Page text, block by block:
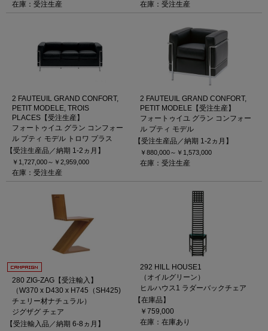
在庫：受注生産 在庫：受注生産
2 FAUTEUIL GRAND CONFORT,
PETIT MODELE, TROIS
PLACES【受注生産】
フォートゥイユ グラン コンフォー
ル プティ モデル トロワ プラス
【受注生産品／納期 1-2ヵ月】
￥1,727,000～ ￥2,959,000
在庫：受注生産
2 FAUTEUIL GRAND CONFORT,
PETIT MODELE【受注生産】
フォートゥイユ グラン コンフォー
ル プティ モデル
【受注生産品／納期 1-2ヵ月】
￥880,000～ ￥1,573,000
在庫：受注生産
280 ZIG-ZAG【受注輸入】
（W370 x D430 x H745（SH425)
チェリー材ナチュラル）
ジグザグ チェア
【受注輸入品／納期 6-8ヵ月】
292 HILL HOUSE1
（オイルグリーン）
ヒルハウス1 ラダーバックチェア
【在庫品】
￥759,000
在庫：在庫あり